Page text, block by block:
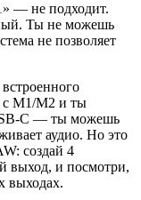
— не подходит.
Ты не можешь
не позволяет
с M1/M2 и ты
C — ты можешь
аудио. Но это
создай 4
выход, и посмотри,
выходах.